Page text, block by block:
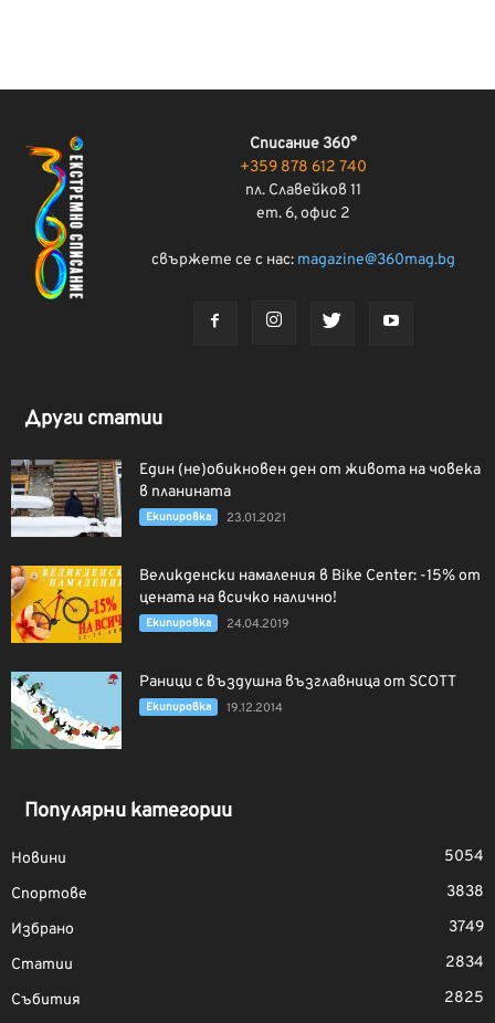
Списание 360°
+359 878 612 740
пл. Славейков 11
ет. 6, офис 2
свържете се с нас: magazine@360mag.bg
Други статии
Един (не)обикновен ден от живота на човека
в планината
Екипировка 23.01.2021
Великденски намаления в Bike Center: -15% от
цената на всичко налично!
Екипировка 24.04.2019
Раници с въздушнa възглавницa от SCOTT
Екипировка 19.12.2014
Популярни категории
Новини
5054
Спортове
3838
Избрано
3749
Статии
2834
Събития
2825